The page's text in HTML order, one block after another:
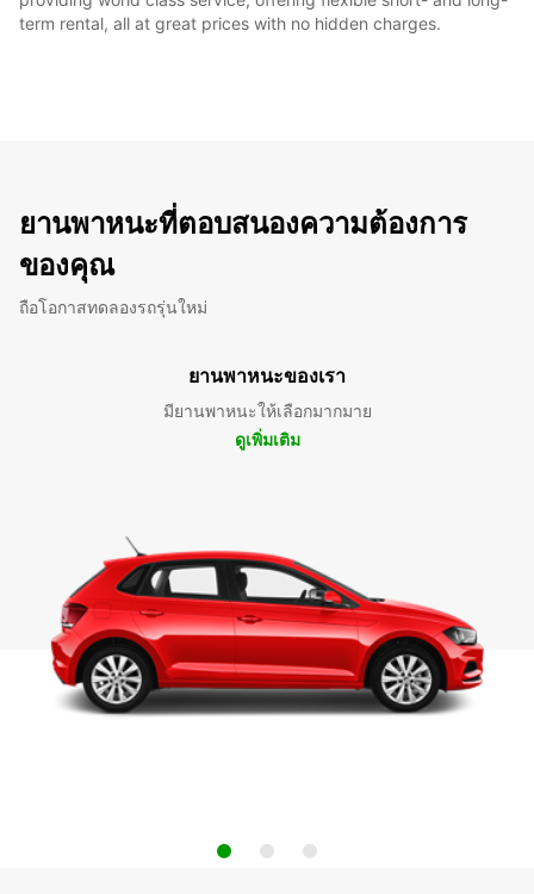
term rental, all at great prices with no hidden charges.
ยานพาหนะที่ตอบสนองความต้องการ
ของคุณ
ถือโอกาสทดลองรถรุ่นใหม่
ยานพาหนะของเรา
มียานพาหนะให้เลือกมากมาย
ดูเพิ่มเติม